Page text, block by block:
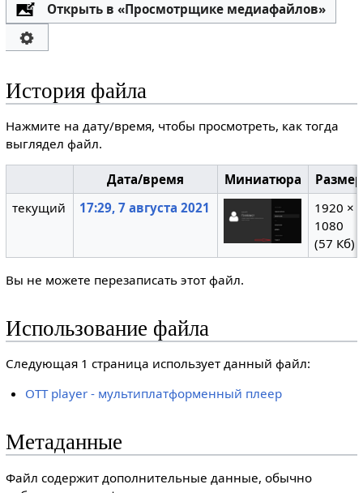
Открыть в «Просмотрщике медиафайлов»
История файла
Нажмите на дату/время, чтобы просмотреть, как тогда
выглядел файл.
Дата/время Миниатюра
текущий
17:29, 7 августа 2021
1920 ×
1080
(57 Кб)
Вы не можете перезаписать этот файл.
Использование файла
Следующая 1 страница использует данный файл:
OTT player - мультиплатформенный плеер
Метаданные
Файл содержит дополнительные данные, обычно